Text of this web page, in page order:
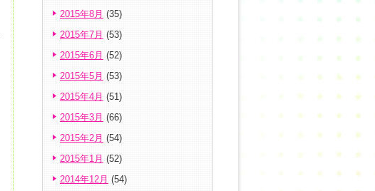
2015年8月 (35)
2015年7月 (53)
2015年6月 (52)
2015年5月 (53)
2015年4月 (51)
2015年3月 (66)
2015年2月 (54)
2015年1月 (52)
2014年12月 (54)